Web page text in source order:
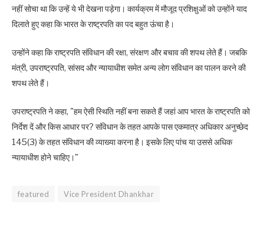
नहीं सोचा था कि उन्हें ये भी देखना पड़ेगा। कार्यक्रम में मौजूद प्रशिक्षुओं को उन्होंने याद
दिलाते हुए कहा कि भारत के राष्ट्रपति का पद बहुत ऊंचा है।
उन्होंने कहा कि राष्ट्रपति संविधान की रक्षा, संरक्षण और बचाव की शपथ लेते हैं। जबकि
मंत्री, उपराष्ट्रपति, सांसद और न्यायाधीश समेत अन्य लोग संविधान का पालन करने की
शपथ लेते हैं।
उपराष्ट्रपति ने कहा, "हम ऐसी स्थिति नहीं बना सकते हैं जहां आप भारत के राष्ट्रपति को
निर्देश दें और किस आधार पर? संविधान के तहत आपके पास एकमात्र अधिकार अनुच्छेद
145(3) के तहत संविधान की व्याख्या करना है। इसके लिए पांच या उससे अधिक
न्यायाधीश होने चाहिए।"
featured Vice President Dhankhar